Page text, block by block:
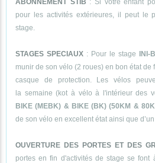
ABONNEMENT STIB : Si votre enfant
pour les activités extérieures, il peut le
stage.
STAGES SPECIAUX : Pour le stage INI-
munir de son vélo (2 roues) en bon état
casque de protection. Les vélos
la semaine (kot à vélo à l'intérieur des
BIKE (MEBK) & BIKE (BK) (50KM &
de son vélo en excellent état ainsi que
OUVERTURE DES PORTES ET DES
portes en fin d'activités de stage se